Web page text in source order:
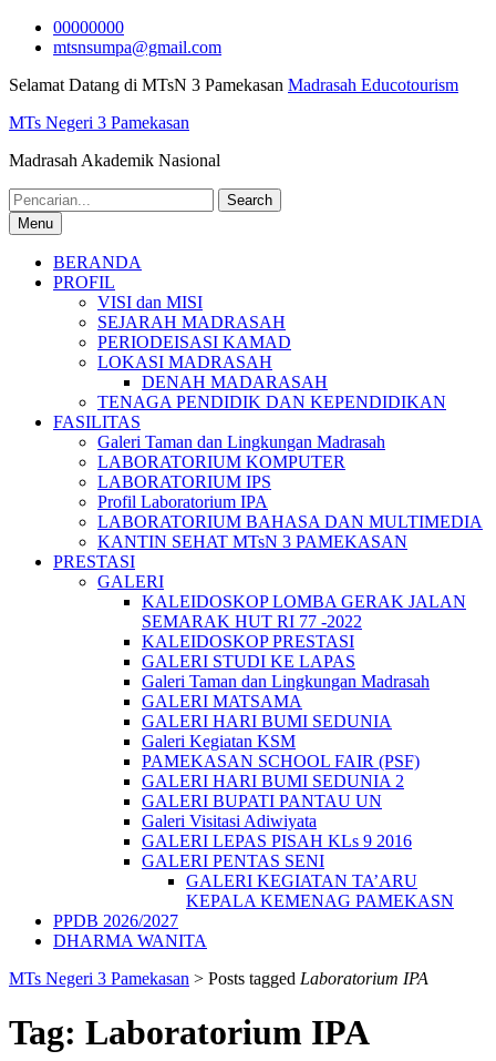
Skip
00000000
mtsnsumpa@gmail.com
Selamat Datang di MTsN 3 Pamekasan Madrasah Educotourism
MTs Negeri 3 Pamekasan
Madrasah Akademik Nasional
Search
for:Menu
BERANDA
PROFIL
VISI dan MISI
SEJARAH MADRASAH
PERIODEISASI KAMAD
LOKASI MADRASAH
DENAH MADARASAH
TENAGA PENDIDIK DAN KEPENDIDIKAN
FASILITAS
Galeri Taman dan Lingkungan Madrasah
LABORATORIUM KOMPUTER
LABORATORIUM IPS
Profil Laboratorium IPA
LABORATORIUM BAHASA DAN MULTIMEDIA
KANTIN SEHAT MTsN 3 PAMEKASAN
PRESTASI
GALERI
KALEIDOSKOP LOMBA GERAK JALAN
SEMARAK HUT RI 77 -2022
KALEIDOSKOP PRESTASI
GALERI STUDI KE LAPAS
Galeri Taman dan Lingkungan Madrasah
GALERI MATSAMA
GALERI HARI BUMI SEDUNIA
Galeri Kegiatan KSM
PAMEKASAN SCHOOL FAIR (PSF)
GALERI HARI BUMI SEDUNIA 2
GALERI BUPATI PANTAU UN
Galeri Visitasi Adiwiyata
GALERI LEPAS PISAH KLs 9 2016
GALERI PENTAS SENI
GALERI KEGIATAN TA’ARU
KEPALA KEMENAG PAMEKASN
PPDB 2026/2027
DHARMA WANITA
MTs Negeri 3 Pamekasan > Posts tagged Laboratorium IPA
Tag: Laboratorium IPA